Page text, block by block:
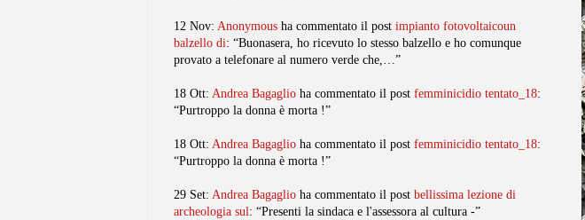
12 Nov: Anonymous ha commentato il post impianto fotovoltaicoun
balzello di: “Buonasera, ho ricevuto lo stesso balzello e ho comunque
provato a telefonare al numero verde che,…”
18 Ott: Andrea Bagaglio ha commentato il post femminicidio tentato_18:
“Purtroppo la donna è morta !”
18 Ott: Andrea Bagaglio ha commentato il post femminicidio tentato_18:
“Purtroppo la donna è morta !”
29 Set: Andrea Bagaglio ha commentato il post bellissima lezione di
archeologia sul : “Presenti la sindaca e l'assessora al cultura -”